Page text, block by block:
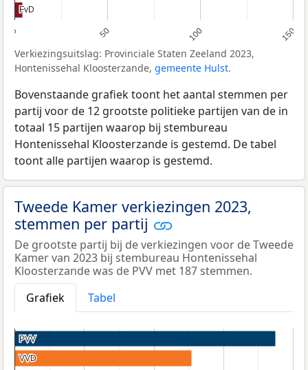
0 50 100 150
FvD
FvD
Verkiezingsuitslag: Provinciale Staten Zeeland 2023,
Hontenissehal Kloosterzande, gemeente Hulst.
Bovenstaande grafiek toont het aantal stemmen per
partij voor de 12 grootste politieke partijen van de in
totaal 15 partijen waarop bij stembureau
Hontenissehal Kloosterzande is gestemd. De tabel
toont alle partijen waarop is gestemd.
Tweede Kamer verkiezingen 2023,
stemmen per partij
De grootste partij bij de verkiezingen voor de Tweede
Kamer van 2023 bij stembureau Hontenissehal
Kloosterzande was de PVV met 187 stemmen.
Grafiek
Tabel
PVV
PVV
VVD
VVD